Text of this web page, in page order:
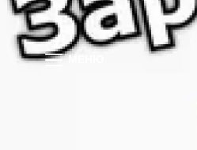
МЕНЮ